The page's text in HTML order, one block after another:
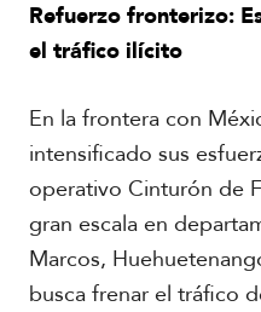
Refuerzo fronterizo:
el tráfico ilícito
En la frontera con
intensificado sus
operativo Cinturón de
gran escala en
Marcos,
busca frenar el tráfico